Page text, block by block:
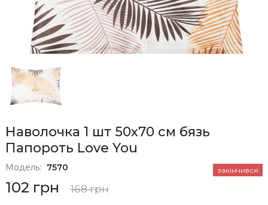
Наволочка 1 шт 50x70 см бязь
Папороть Love You
Модель: 7570 закінчився
102 грн 168 грн